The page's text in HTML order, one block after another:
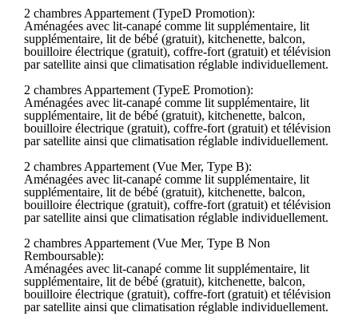
2 chambres Appartement (TypeD Promotion):
Aménagées avec lit-canapé comme lit supplémentaire, lit
supplémentaire, lit de bébé (gratuit), kitchenette, balcon,
bouilloire électrique (gratuit), coffre-fort (gratuit) et télévision
par satellite ainsi que climatisation réglable individuellement.
2 chambres Appartement (TypeE Promotion):
Aménagées avec lit-canapé comme lit supplémentaire, lit
supplémentaire, lit de bébé (gratuit), kitchenette, balcon,
bouilloire électrique (gratuit), coffre-fort (gratuit) et télévision
par satellite ainsi que climatisation réglable individuellement.
2 chambres Appartement (Vue Mer, Type B):
Aménagées avec lit-canapé comme lit supplémentaire, lit
supplémentaire, lit de bébé (gratuit), kitchenette, balcon,
bouilloire électrique (gratuit), coffre-fort (gratuit) et télévision
par satellite ainsi que climatisation réglable individuellement.
2 chambres Appartement (Vue Mer, Type B Non
Remboursable):
Aménagées avec lit-canapé comme lit supplémentaire, lit
supplémentaire, lit de bébé (gratuit), kitchenette, balcon,
bouilloire électrique (gratuit), coffre-fort (gratuit) et télévision
par satellite ainsi que climatisation réglable individuellement.